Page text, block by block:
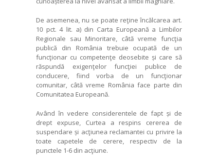
De asemenea, nu se poate reţine încălcarea art.
10 pct. 4 lit. a) din Carta Europeană a Limbilor
Regionale sau Minoritare, câtă vreme funcţia
publică din România trebuie ocupată de un
funcţionar cu competenţe deosebite și care să
răspundă exigenţelor funcţiei publice de
conducere, fiind vorba de un funcţionar
comunitar, câtă vreme România face parte din
Comunitatea Europeană.
Având în vedere considerentele de fapt și de
drept expuse, Curtea a respins cererea de
suspendare și acţiunea reclamantei cu privire la
toate capetele de cerere, respectiv de la
punctele 1-6 din acţiune.